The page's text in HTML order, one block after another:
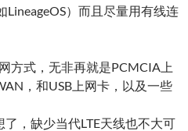
LineageOS）而且尽量用有线连
方式，无非再就是PCMCIA上
，和USB上网卡，以及一些
，缺少当代LTE天线也不大可